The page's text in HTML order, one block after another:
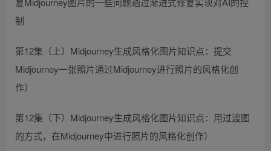
制
第12集（上）Midjourney生成风格化图片知识点：提交
Midjourney一张照片通过Midjourney进行照片的风格化创
作）
第12集（下）Midjourney生成风格化图片知识点：用过渡图
的方式，在Midjourney中进行照片的风格化创作）